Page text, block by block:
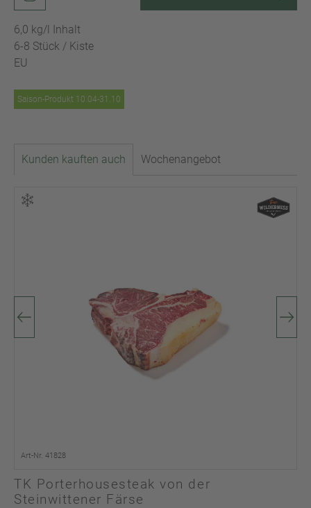
6,0 kg/l Inhalt
6-8 Stück / Kiste
EU
Saison-Produkt 10.04-31.10
Kunden kauften auch Wochenangebot
Art-Nr. 41828
TK Porterhousesteak von der
Steinwittener Färse